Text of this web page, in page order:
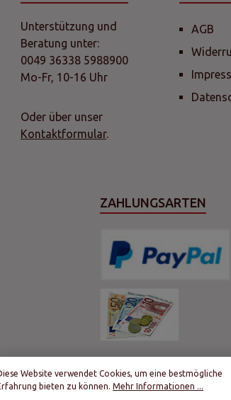
Unterstützung und
Beratung unter:
0049 36338 5988900
Mo-Fr, 10-16 Uhr
Oder über unser
Kontaktformular.
AGB
ZAHLUNGSARTEN
Website verwendet Cookies, um eine bestmögliche
bieten zu können. Mehr Informationen ...